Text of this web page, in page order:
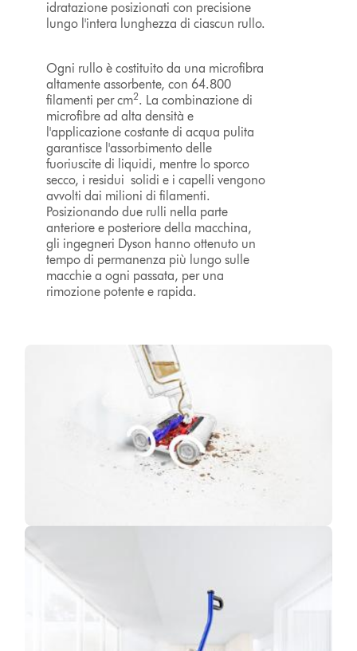
idratazione posizionati con precisione
lungo l'intera lunghezza di ciascun rullo.
Ogni rullo è costituito da una microfibra
altamente assorbente, con 64.800
filamenti per cm2. La combinazione di
microfibre ad alta densità e
l'applicazione costante di acqua pulita
garantisce l'assorbimento delle
fuoriuscite di liquidi, mentre lo sporco
secco, i residui solidi e i capelli vengono
avvolti dai milioni di filamenti.
Posizionando due rulli nella parte
anteriore e posteriore della macchina,
gli ingegneri Dyson hanno ottenuto un
tempo di permanenza più lungo sulle
macchie a ogni passata, per una
rimozione potente e rapida.